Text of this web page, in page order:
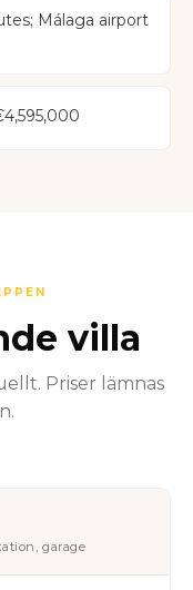
Málaga airport
villa
Priser lämnas
garage